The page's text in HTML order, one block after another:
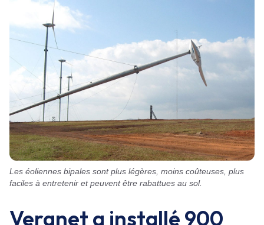
Les éoliennes bipales sont plus légères, moins coûteuses, plus
faciles à entretenir et peuvent être rabattues au sol.
Vergnet a installé 900